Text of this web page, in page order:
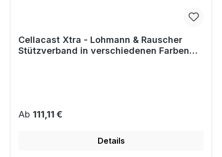
Cellacast Xtra - Lohmann & Rauscher
Stützverband in verschiedenen Farben
Regulärer Preis:
Ab 111,11 €
Details